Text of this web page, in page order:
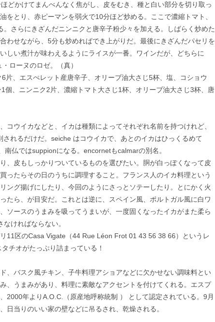
どかけてまんべんなく焦がし、皮をむき、種と白い部分を切り取っ
をとり、赤ピーマンを弱火で10分ほど炒める。ここで濃縮トマト、
さらにきざんだニンニクと唐辛子粉少々を加える。しばらく炒めた
わせながら、5分も炒めればでき上がりだ。最後にきざんだパセリを
しい煮汁が味わえるようにライスが一番。ワインだが、どちらに
ローヌのロゼ。（真）
片、エスぺレット産唐辛子、オリーブ油大さじ5杯、塩、コショウ
個、ニンニク2片、濃縮トマト大さじ1杯、オリーブ油大さじ3杯、唐
ウイカなどと、イカは種類によってそれぞれ名前を持つけれど、
れるだけだ。seiche はコウイカで、あとのイカはひっくるめて
仏ではsuppionになる。encornetもcalmarの別名。
、皮もしっかりついているものを選びたい。胴が白っぽくなって皮
ったらその日のうちに調理すること。フランス人のイカ料理という
ング揚げにしたり、今回のようにさっとソテーしたり。とにかく火
たら、が目安だ。これとは逆に、スペイン風、ポルトガル風に白ワ
ソースのうまみを吸ってうまいが、一度固くなったイカがまた柔ら
ければならない。
11区のCasa Vigate（44 Rue Léon Frot 01 43 56 38 66）というレ
チオがたっぷり詰まっている！
、バスク風チキン、子牛料理アショアなどに欠かせない調味料とい
、うまみがあり、料理に素敵なアクセントを付けてくれる。エスプ
2000年よりA.O.C.（原産地呼称統制 ） として認定されている。9月
日当りのいい家の壁などに吊るされ、乾燥される。